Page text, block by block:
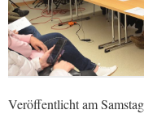
Veröffentlicht am